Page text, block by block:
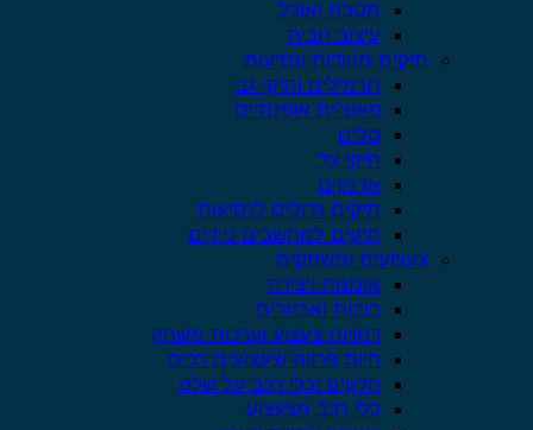
מטבח ואוכל
עיצוב הבית
תיקים מזוודות ונסיעות
תרמילים ותיקי גב
פאוצ’ים אופנתיים
סלים
תיקי צד
ארנקים
תיקים גדולים לנסיעות
תיקים למחשבים ניידים
צעצועים ומשחקים
אומנות ויצירה
בובות ואביזרים
דמויות צעצוע וערכות משחק
חיות פרווה וצעצועים רכים
חלקים וכלי רכב על שלט
כלי רכב מצעצוע